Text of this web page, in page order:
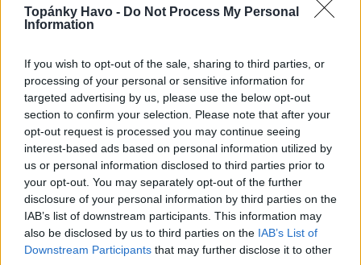
Topánky Havo - Do Not Process My Personal
Information
If you wish to opt-out of the sale, sharing to third parties, or
processing of your personal or sensitive information for
targeted advertising by us, please use the below opt-out
section to confirm your selection. Please note that after your
opt-out request is processed you may continue seeing
interest-based ads based on personal information utilized by
us or personal information disclosed to third parties prior to
your opt-out. You may separately opt-out of the further
disclosure of your personal information by third parties on the
IAB’s list of downstream participants. This information may
also be disclosed by us to third parties on the IAB’s List of
Downstream Participants that may further disclose it to other
Značka:
TWEET SHARE GOOGLE+ PINTEREST
Poslať známemu
Tlačiť
Nenašli ste veľkosť alebo produkt, ktorý hľadáte?
VÝPREDAJ
58,90 €
84,70 €